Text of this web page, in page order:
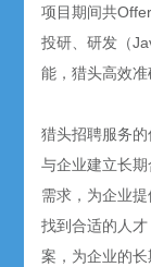
项目期间共
投研、研发（
能，猎头高效准
猎头招聘服务
与企业建立长
需求，为企业
找到合适的人
案，为企业的长